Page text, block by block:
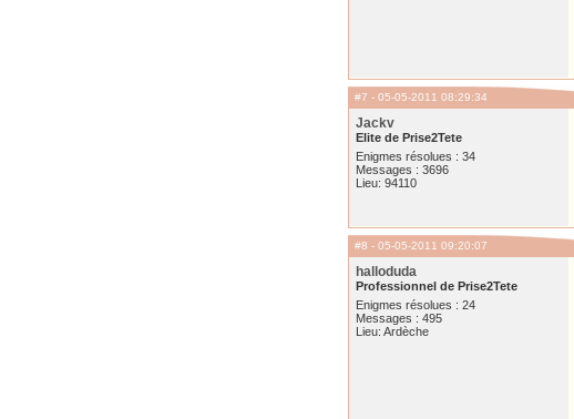
#7 - 05-05-2011 08:29:34
Jackv
Elite de Prise2Tete
Enigmes résolues : 34
Messages : 3696
Lieu: 94110
#8 - 05-05-2011 09:20:07
halloduda
Professionnel de Prise2Tete
Enigmes résolues : 24
Messages : 495
Lieu: Ardèche